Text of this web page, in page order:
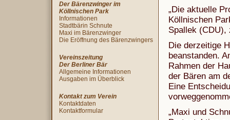
„Die aktuelle
Köllnischen
Spallek (CDU),
Die derzeitige
beanstanden.
Rahmen der
der Bären am
Eine
„Maxi und
Der Bärenzwinger im
Köllnischen Park
Informationen
Stadtbärin Schnute
Maxi im Bärenzwinger
Die Eröffnung des Bärenzwingers
Vereinszeitung
Der Berliner Bär
Allgemeine Informationen
Ausgaben im Überblick
Kontakt zum Verein
Kontaktdaten
Kontaktformular